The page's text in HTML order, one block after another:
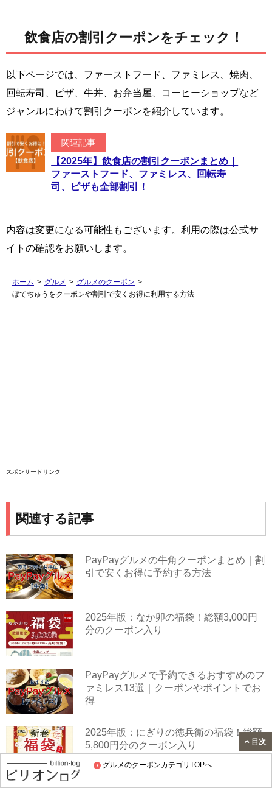
グルメのクーポンカテゴリTOPへ
飲食店の割引クーポンをチェック！
以下ページでは、ファーストフード、ファミレス、焼肉、
回転寿司、ピザ、牛丼、お弁当屋、コーヒーショップなど
ジャンルにわけて割引クーポンを紹介しています。
関連記事
【2025年】飲食店の割引クーポンまとめ｜
ファーストフード、ファミレス、回転寿
司、ピザも全部割引！
内容は変更になる可能性もございます。利用の際は公式サ
イトの確認をお願いします。
ホーム > グルメ > グルメのクーポン >
ぼてぢゅうをクーポンや割引で安くお得に利用する方法
スポンサードリンク
関連する記事
PayPayグルメの牛角クーポンまとめ｜割
引で安くお得に予約する方法
2025年版：なか卯の福袋！総額3,000円
分のクーポン入り
PayPayグルメで予約できるおすすめのフ
ァミレス13選｜クーポンやポイントでお
得
2025年版：にぎりの徳兵衛の福袋！総額
5,800円分のクーポン入り
目次